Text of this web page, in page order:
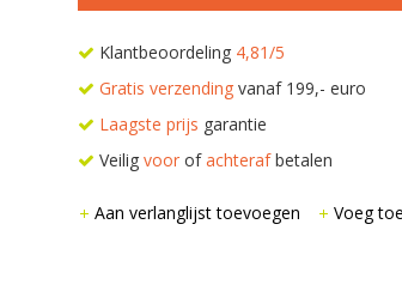
Klantbeoordeling 4,81/5
Gratis verzendingvanaf 199,- euro
Laagste prijs garantie
Veilig voorofachterafbetalen
Aan verlanglijst toevoegen Voeg